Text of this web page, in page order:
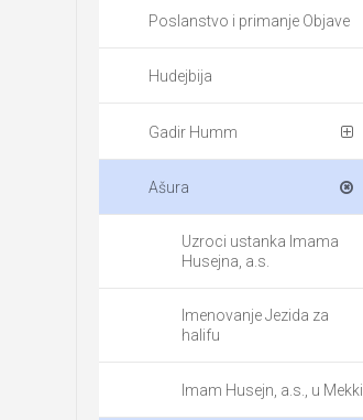
Poslanstvo i primanje Objave
Hudejbija
Gadir Humm
Ašura
Uzroci ustanka Imama
Husejna, a.s.
Imenovanje Jezida za
halifu
Imam Husejn, a.s., u Mekki